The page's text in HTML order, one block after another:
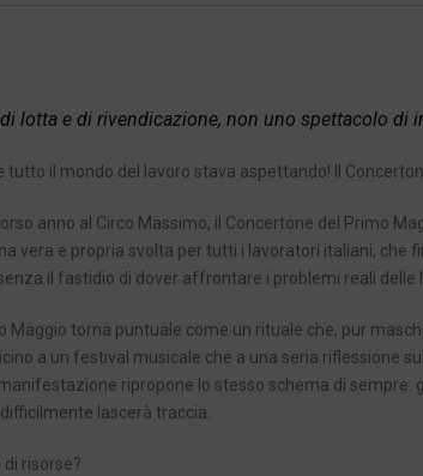
lotta e di rivendicazione, non uno spettacolo di
il mondo del lavoro stava aspettando! Il
anno al Circo Massimo, il Concertone del Primo
vera e propria svolta per tutti i lavoratori italiani, che
il fastidio di dover affrontare i problemi reali delle
Maggio torna puntuale come un rituale che, pur
a un festival musicale che a una seria riflessione
ripropone lo stesso schema di
lascerà traccia.
risorse?